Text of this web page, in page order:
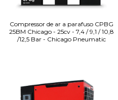
Compressor de ar a parafuso CPBG
25BM Chicago - 25cv - 7,4 / 9,1 / 10,8
/12,5 Bar - Chicago Pneumatic